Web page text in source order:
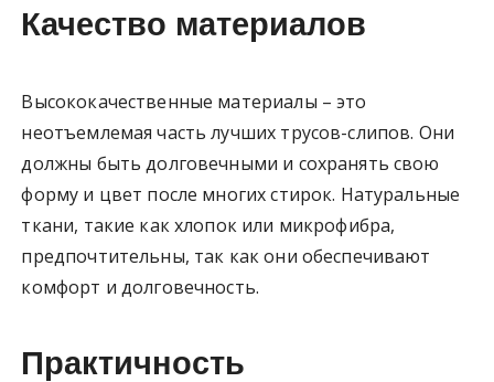
Качество материалов
Высококачественные материалы – это
неотъемлемая часть лучших трусов-слипов. Они
должны быть долговечными и сохранять свою
форму и цвет после многих стирок. Натуральные
ткани, такие как хлопок или микрофибра,
предпочтительны, так как они обеспечивают
комфорт и долговечность.
Практичность